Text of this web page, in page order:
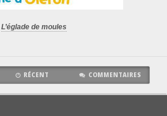
L’églade de moules
RÉCENT COMMENTAIRES